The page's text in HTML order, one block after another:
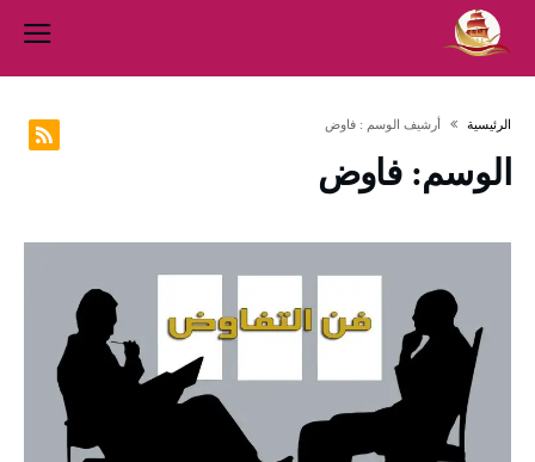
‫الرئيسية‬ ‫أرشيف الوسم :‬ فاوض
الوسم:فاوض